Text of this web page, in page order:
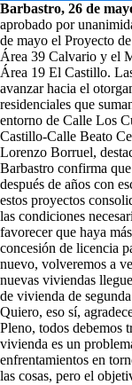
Barbastro, 26 de
aprobado por
de mayo el Proyecto
Área 39 Calvario y el
Área 19 El Castillo.
avanzar hacia el
residenciales que
entorno de Calle Los
Castillo-Calle Beato
Lorenzo Borruel,
Barbastro confirma
después de años con
estos proyectos
las condiciones
favorecer que haya
concesión de licencia
nuevo, volveremos a
nuevas viviendas
de vivienda de
Quiero, eso sí,
Pleno, todos debemos
vivienda es un
enfrentamientos en
las cosas, pero el